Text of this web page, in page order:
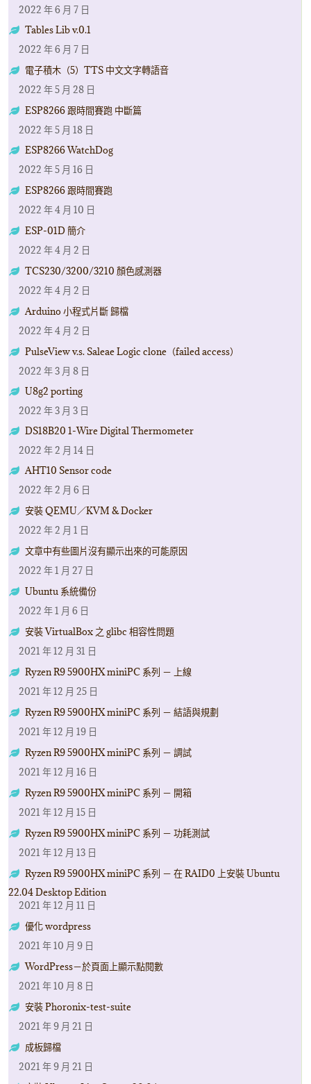
2022 年 6 月 7 日
Tables Lib v.0.1
2022 年 6 月 7 日
電子積木（5）TTS 中文文字轉語音
2022 年 5 月 28 日
ESP8266 跟時間賽跑 中斷篇
2022 年 5 月 18 日
ESP8266 WatchDog
2022 年 5 月 16 日
ESP8266 跟時間賽跑
2022 年 4 月 10 日
ESP-01D 簡介
2022 年 4 月 2 日
TCS230/3200/3210 顏色感測器
2022 年 4 月 2 日
Arduino 小程式片斷 歸檔
2022 年 4 月 2 日
PulseView v.s. Saleae Logic clone（failed access）
2022 年 3 月 8 日
U8g2 porting
2022 年 3 月 3 日
DS18B20 1-Wire Digital Thermometer
2022 年 2 月 14 日
AHT10 Sensor code
2022 年 2 月 6 日
安裝 QEMU／KVM & Docker
2022 年 2 月 1 日
文章中有些圖片沒有顯示出來的可能原因
2022 年 1 月 27 日
Ubuntu 系統備份
2022 年 1 月 6 日
安裝 VirtualBox 之 glibc 相容性問題
2021 年 12 月 31 日
Ryzen R9 5900HX miniPC 系列 － 上線
2021 年 12 月 25 日
Ryzen R9 5900HX miniPC 系列 － 結語與規劃
2021 年 12 月 19 日
Ryzen R9 5900HX miniPC 系列 － 調試
2021 年 12 月 16 日
Ryzen R9 5900HX miniPC 系列 － 開箱
2021 年 12 月 15 日
Ryzen R9 5900HX miniPC 系列 － 功耗測試
2021 年 12 月 13 日
Ryzen R9 5900HX miniPC 系列 － 在 RAID0 上安裝 Ubuntu
22.04 Desktop Edition
2021 年 12 月 11 日
優化 wordpress
2021 年 10 月 9 日
WordPress－於頁面上顯示點閱數
2021 年 10 月 8 日
安裝 Phoronix-test-suite
2021 年 9 月 21 日
成板歸檔
2021 年 9 月 21 日